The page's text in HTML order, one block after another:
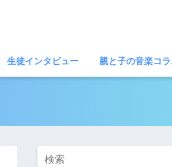
生徒インタビュー 親と子の音楽コラ